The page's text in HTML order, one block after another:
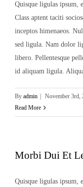
Quisque ligulas ipsum,
Class aptent taciti
inceptos himenaeos.
sed ligula. Nam dolor
libero. Pellentesque
id aliquam ligula.
By admin November 3rd,
Read More
Morbi Dui Et
Quisque ligulas ipsum,